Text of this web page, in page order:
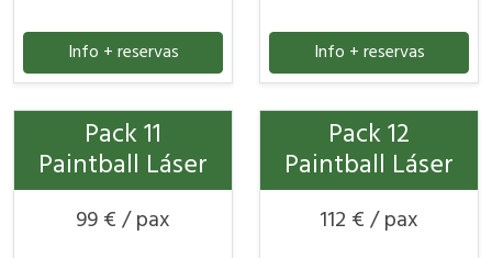
Info + reservas Info + reservas
Pack 11
Paintball Láser
99 € / pax
Pack 12
Paintball Láser
112 € / pax